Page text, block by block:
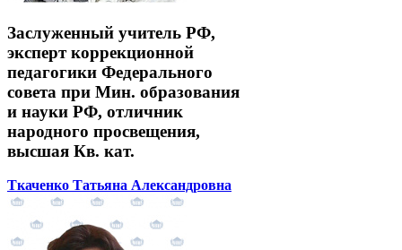
Заслуженный учитель РФ,
эксперт коррекционной
педагогики Федерального
совета при Мин. образования
и науки РФ, отличник
народного просвещения,
высшая Кв. кат.
Ткаченко Татьяна Александровна